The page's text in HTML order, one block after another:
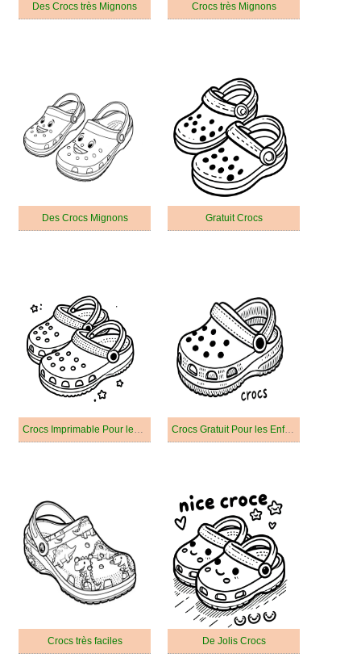
Des Crocs très Mignons Crocs très Mignons
Des Crocs Mignons Gratuit Crocs
Crocs Imprimable Pour les Enfants Crocs Gratuit Pour les Enfants
Crocs très faciles De Jolis Crocs